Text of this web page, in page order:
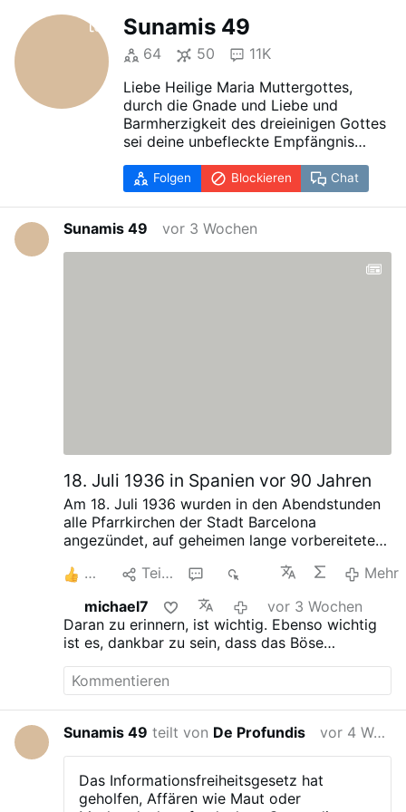
Sunamis 49
64 50
11K
Liebe Heilige Maria Muttergottes,
durch die Gnade und Liebe und
Barmherzigkeit des dreieinigen Gottes
sei deine unbefleckte Empfängnis
vor allem Bösen! an Seele, Leib und
Geist!
Bitte beschütze mich allezeit, durch
deine unbefleckte Empfängnis und
vertreibe die Daemonen und alle
teuflischen Angriffe auf unsere Seele,
Adjutorium nostrum in nomine
Domini. Qui fecit caelum et terram.
Jesus Maria und Josef rettet Seelen!
Herr sei uns gnädig und barmherzig
Herr erbarme Dich unser!
Du Kindlein Jesus,erbarme Dich ihrer !
Du bist für sie Mensch geworden, um
sie selig zu machen.
Der Feind will sie dir entreißen.
Aber Du bist allmächtig. In deine
kleinen Hände lege ich ihre Seelen.
Du kannst sie alle mit deiner Allmacht
und Weisheit lenken wie Wasserbäche.
Du hast Legionen von Engeln, die Dir
gehorchen.
Folgen Blockieren Chat
Sunamis 49 vor 3 Wochen
18. Juli 1936 in Spanien vor 90 Jahren
Am 18. Juli 1936 wurden in den Abendstunden
alle Pfarrkirchen der Stadt Barcelona
angezündet, auf geheimen lange vorbereitetem
Teilen
Mehr
michael7
vor 3 Wochen
Daran zu erinnern, ist wichtig. Ebenso wichtig
ist es, dankbar zu sein, dass das Böse
siegen wird.
Sunamis 49 teilt von De Profundis vor 4 Wochen
Das Informationsfreiheitsgesetz hat
geholfen, Affären wie Maut oder